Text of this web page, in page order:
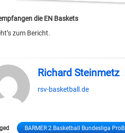
die EN Baskets
zum Bericht.
Richard Steinmetz
rsv-basketball.de
BARMER 2.Basketball Bundesliga ProB